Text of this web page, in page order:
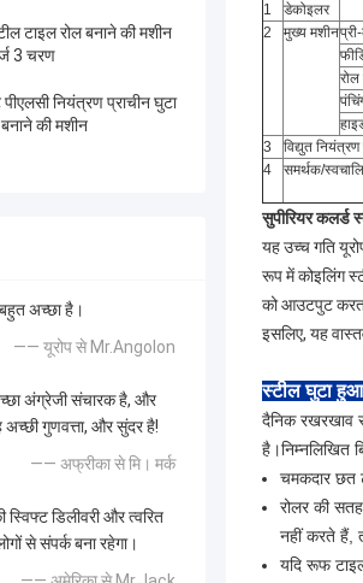
टाइल रोल बनाने की मशीन
3 चरण
नियंत्रण प्राचीन घुटा
की मशीन
अच्छा है।
—— यूरोप से Mr.Angolon
अंग्रेजी संचारक है, और
गुणवत्ता, और सुंदर है!
—— अफ्रीका से मि। मर्क
डिलीवरी और त्वरित
से संपर्क बना रहेगा।
1
डेकोइलर
2
मुख्य मशीन
रोल
3
विद्युत नियंत्रण
4
समर्थक/
सुपीरियर कलर्ड
यह उच्च गति
रूप में कोइलिंग
को आउटपुट करता
इसलिए, यह
स्टील घुटा
दैनिक रखरखाव
है।निम्नलिखित
चमकदार छत
रोलर की
नहीं करते हैं,
यदि रूफ